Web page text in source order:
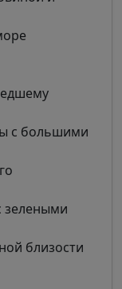
с большими
близости